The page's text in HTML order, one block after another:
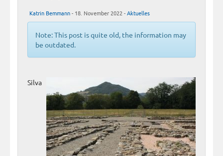
Katrin Bemmann- 18. November 2022 -Aktuelles
Note: This post is quite old, the information may
be outdated.
Silva